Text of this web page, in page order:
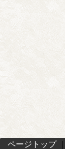
ページトップ｜